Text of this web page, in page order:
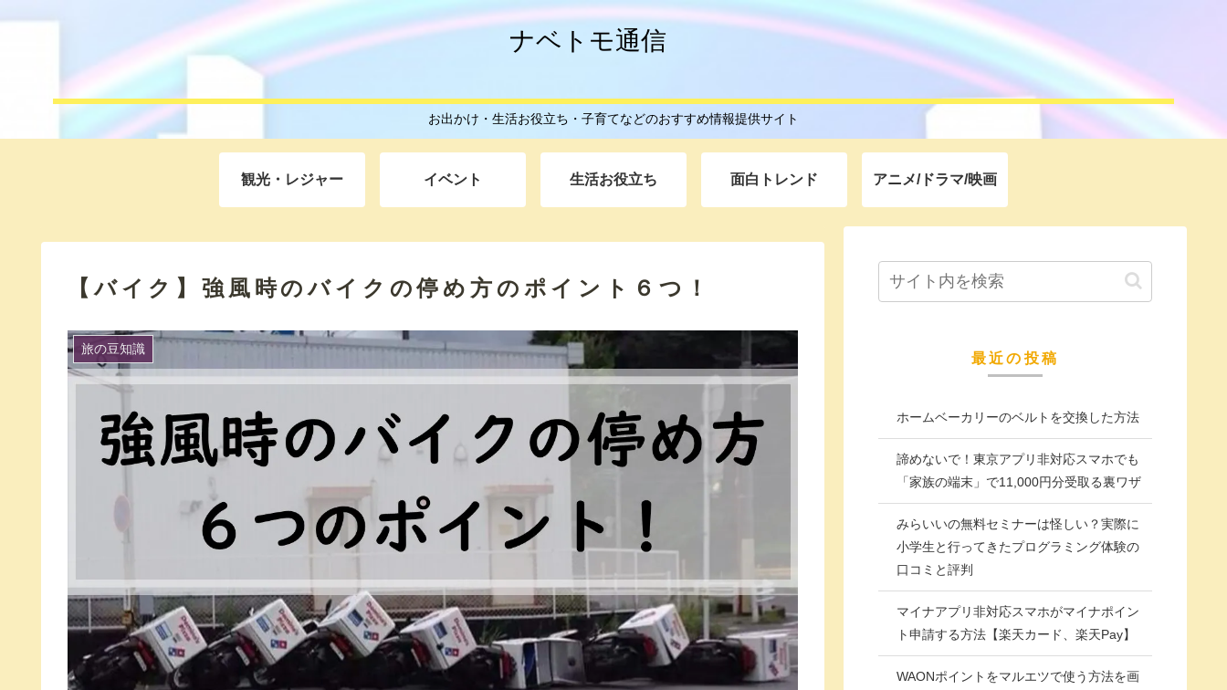
ナベトモ通信
お出かけ・生活お役立ち・子育てなどのおすすめ情報提供サイト
観光・レジャー イベント 生活お役立ち 面白トレンド アニメ/ドラマ/映画
【バイク】強風時のバイクの停め方のポイント６つ！
旅の豆知識
最近の投稿
ホームベーカリーのベルトを交換した方法
諦めないで！東京アプリ非対応スマホでも
「家族の端末」で11,000円分受取る裏ワザ
みらいいの無料セミナーは怪しい？実際に
小学生と行ってきたプログラミング体験の
口コミと評判
マイナアプリ非対応スマホがマイナポイン
ト申請する方法【楽天カード、楽天Pay】
WAONポイントをマルエツで使う方法を画